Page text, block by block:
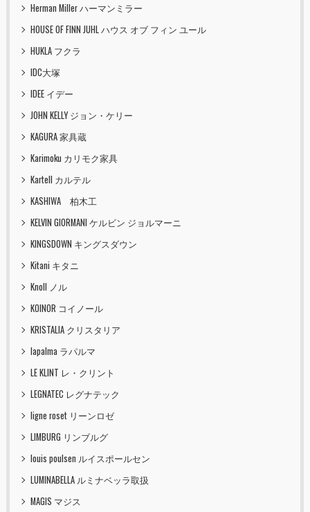
Herman Miller ハーマンミラー
HOUSE OF FINN JUHL ハウス オブ フィン ユール
HUKLA フクラ
IDC大塚
IDEE イデー
JOHN KELLY ジョン・ケリー
KAGURA 家具蔵
Karimoku カリモク家具
Kartell カルテル
KASHIWA 柏木工
KELVIN GIORMANI ケルビン ジョルマーニ
KINGSDOWN キングスダウン
Kitani キタニ
Knoll ノル
KOINOR コイノール
KRISTALIA クリスタリア
lapalma ラパルマ
LE KLINT レ・クリント
LEGNATEC レグナテック
ligne roset リーンロゼ
LIMBURG リンブルグ
louis poulsen ルイスポールセン
LUMINABELLA ルミナベッラ取扱
MAGIS マジス